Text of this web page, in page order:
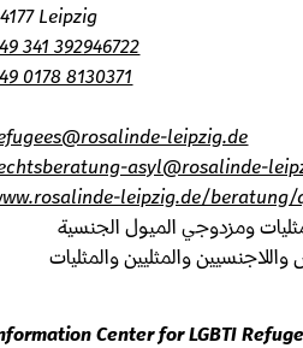
04177 Leipzig
+49 341 392946722
+49 0178 8130371
refugees@rosalinde-leipzig.de
rechtsberatung-asyl@rosalinde-
www.rosalinde-leipzig.de/
ومزدوجي الميول الجنسية
والمثليين والمثليات
Information Center for LGBTI